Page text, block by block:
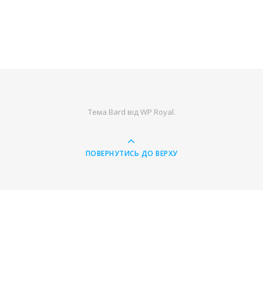
Тема Bard відWP Royal.
ПОВЕРНУТИСЬ ДО ВЕРХУ